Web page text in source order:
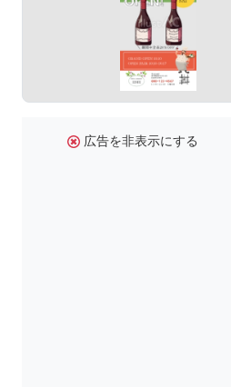
広告を非表示にする